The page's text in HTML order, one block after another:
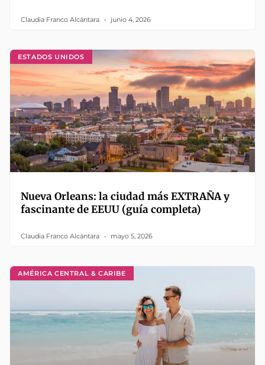
Claudia Franco Alcántara junio 4, 2026
ESTADOS UNIDOS
Nueva Orleans: la ciudad más EXTRAÑA y
fascinante de EEUU (guía completa)
Claudia Franco Alcántara mayo 5, 2026
AMÉRICA CENTRAL & CARIBE